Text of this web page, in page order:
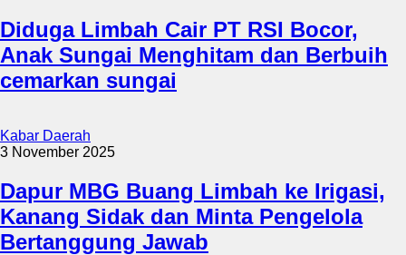
Diduga Limbah Cair PT RSI Bocor,
Anak Sungai Menghitam dan Berbuih
cemarkan sungai
Kabar Daerah
3 November 2025
Dapur MBG Buang Limbah ke Irigasi,
Kanang Sidak dan Minta Pengelola
Bertanggung Jawab